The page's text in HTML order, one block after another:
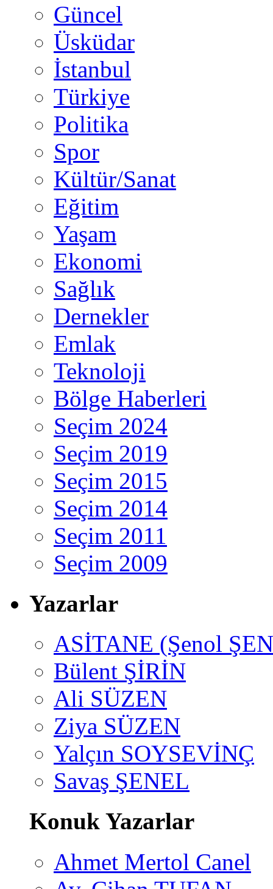
Güncel
Üsküdar
İstanbul
Türkiye
Politika
Spor
Kültür/Sanat
Eğitim
Yaşam
Ekonomi
Sağlık
Dernekler
Emlak
Teknoloji
Bölge Haberleri
Seçim 2024
Seçim 2019
Seçim 2015
Seçim 2014
Seçim 2011
Seçim 2009
Yazarlar
ASİTANE (Şenol
Bülent ŞİRİN
Ali SÜZEN
Ziya SÜZEN
Yalçın SOYSEVİNÇ
Savaş ŞENEL
Konuk Yazarlar
Ahmet Mertol Canel